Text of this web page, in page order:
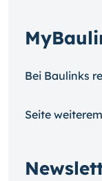
Bei Baulinks
Seite